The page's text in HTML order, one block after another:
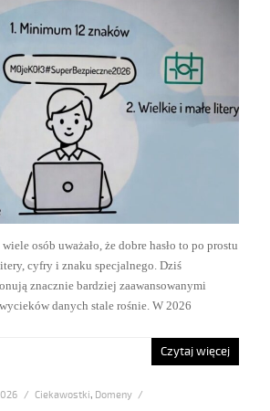
osób uważało, że dobre hasło to po prostu
cyfry i znaku specjalnego. Dziś
znacznie bardziej zaawansowanymi
danych stale rośnie. W 2026
Czytaj więcej
Categories
Ciekawostki, Domeny